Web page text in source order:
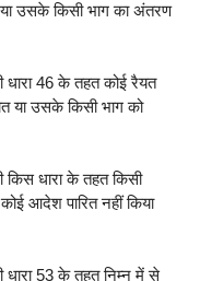
या उसके किसी भाग का अंतरण
धारा 46 के तहत कोई रैयत
या उसके किसी भाग को
किस धारा के तहत किसी
आदेश पारित नहीं किया
धारा 53 के तहत निम्न में से